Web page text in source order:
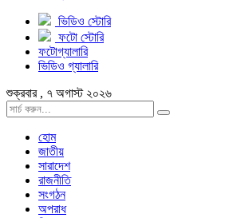
ভিডিও স্টোরি
ফটো স্টোরি
ফটোগ্যালারি
ভিডিও গ্যালারি
শুক্রবার , ৭ অগাস্ট ২০২৬
হোম
জাতীয়
সারাদেশ
রাজনীতি
সংগঠন
অপরাধ